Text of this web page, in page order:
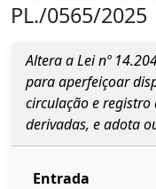
PL./0565/2025
Altera a Lei nº
para aperfeiçoar
circulação e registro
derivadas, e adota
Entrada